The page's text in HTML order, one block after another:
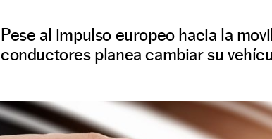
Pese al impulso europeo hacia la
conductores planea cambiar su